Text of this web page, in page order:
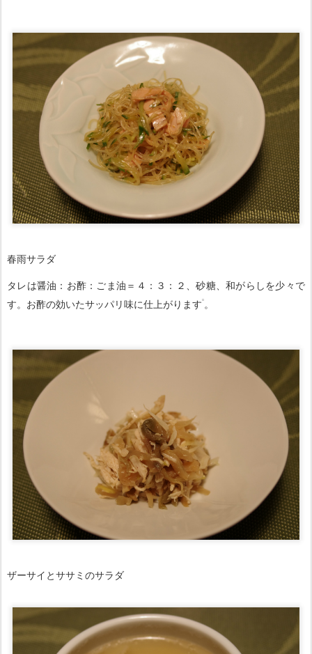
春雨サラダ
タレは醤油：お酢：ごま油＝４：３：２、砂糖、和がらしを少々で
す。お酢の効いたサッパリ味に仕上がります 。
ザーサイとササミのサラダ